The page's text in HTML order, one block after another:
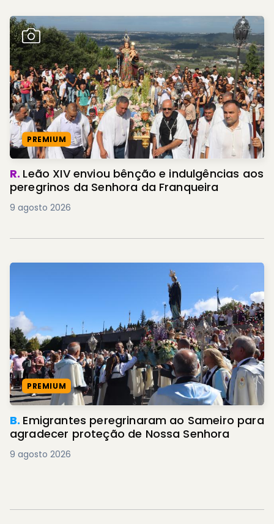
PREMIUM
R. Leão XIV enviou bênção e indulgências aos
peregrinos da Senhora da Franqueira
9 agosto 2026
PREMIUM
B. Emigrantes peregrinaram ao Sameiro para
agradecer proteção de Nossa Senhora
9 agosto 2026